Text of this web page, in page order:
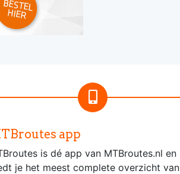
app
is dé app van MTBroutes.nl en
je het meest complete overzicht van